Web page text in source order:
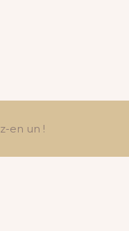
en un !